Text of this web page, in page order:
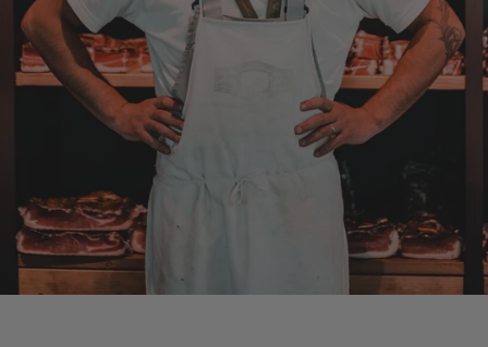
7.8.2026
Alle Bewertungen Lesen